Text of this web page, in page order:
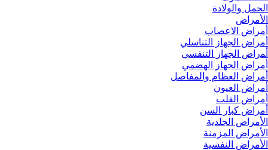
الحمل والولادة
الأمراض
أمراض الاعصاب
أمراض الجهاز التناسلي
أﻤراض اﻟﺠﻬﺎز اﻟﺘﻨﻔﺴﻲ
أمراض الجهاز الهضمي
أمراض العظام والمفاصل
أمراض العيون
أمراض القلب
أمراض كبار السن
الأمراض الجلدية
الأمراض المزمنة
الأمراض النفسية